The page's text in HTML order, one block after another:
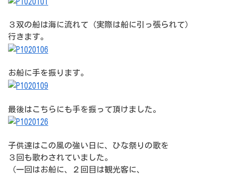
３双の船は海に流れて（実際は船に引っ張られて）
行きます。
お船に手を振ります。
最後はこちらにも手を振って頂けました。
子供達はこの風の強い日に、ひな祭りの歌を
３回も歌わされていました。
（一回はお船に、２回目は観光客に、